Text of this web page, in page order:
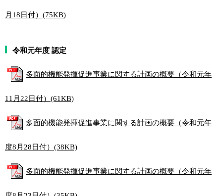
月18日付）(75KB)
令和元年度 認定
多面的機能発揮促進事業に関する計画の概要（令和元年
11月22日付）(61KB)
多面的機能発揮促進事業に関する計画の概要（令和元年
度8月28日付）(38KB)
多面的機能発揮促進事業に関する計画の概要（令和元年